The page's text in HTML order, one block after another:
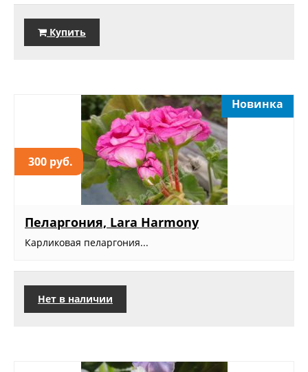
Купить
300 руб.
Новинка
Пеларгония, Lara Harmony
Карликовая пеларгония...
Нет в наличии